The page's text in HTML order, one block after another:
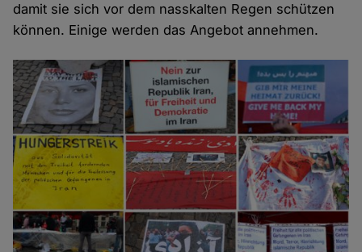
damit sie sich vor dem nasskalten Regen schützen
können. Einige werden das Angebot annehmen.